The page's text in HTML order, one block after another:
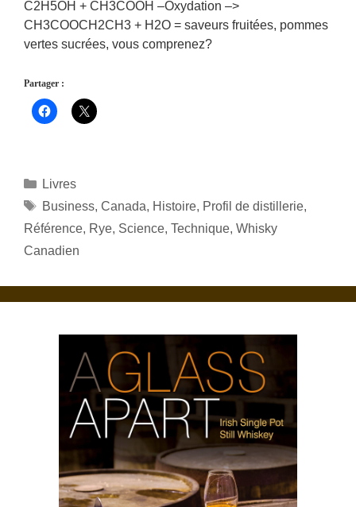
C2H5OH + CH3COOH –Oxydation –>
CH3COOCH2CH3 + H2O = saveurs fruitées, pommes
vertes sucrées, vous comprenez?
Partager :
Catégories
Livres
Étiquettes
Business, Canada, Histoire, Profil de distillerie,
Référence, Rye, Science, Technique, Whisky
Canadien